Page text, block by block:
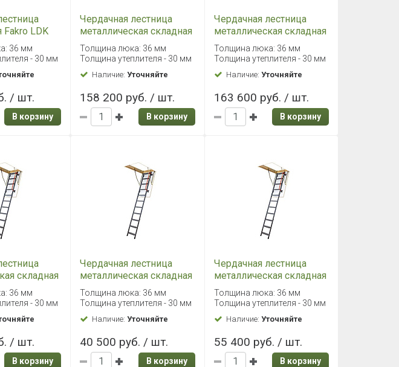
LDK
36 мм
- 30 мм
/ шт.
В корзину
Чердачная лестница
металлическая складная
Fakro LMP 60х144/366
Толщина люка: 36 мм
Толщина утеплителя - 30 мм
Наличие:Уточняйте
158 200 руб. / шт.
В корзину
Чердачная лестница
металлическая складная
Fakro LMP 70х144/366
Толщина люка: 36 мм
Толщина утеплителя - 30 мм
Наличие: Уточняйте
163 600 руб. / шт.
В корзину
складная
280
36 мм
- 30 мм
/ шт.
В корзину
Чердачная лестница
металлическая складная
Fakro LMK 70х120/280
Толщина люка: 36 мм
Толщина утеплителя - 30 мм
Наличие:Уточняйте
40 500 руб. / шт.
В корзину
Чердачная лестница
металлическая складная
Fakro LMK 70х130/280
Толщина люка: 36 мм
Толщина утеплителя - 30 мм
Наличие: Уточняйте
55 400 руб. / шт.
В корзину